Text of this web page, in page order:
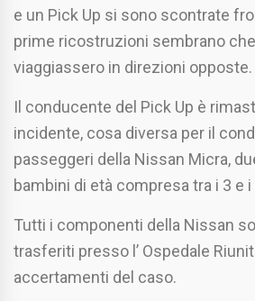
e un Pick Up si sono scontrate
prime ricostruzioni sembrano
viaggiassero in direzioni opposte.
Il conducente del Pick Up è
incidente, cosa diversa per il
passeggeri della Nissan Micra,
bambini di età compresa tra i 3 e i
Tutti i componenti della Nissan
trasferiti presso l’ Ospedale
accertamenti del caso.